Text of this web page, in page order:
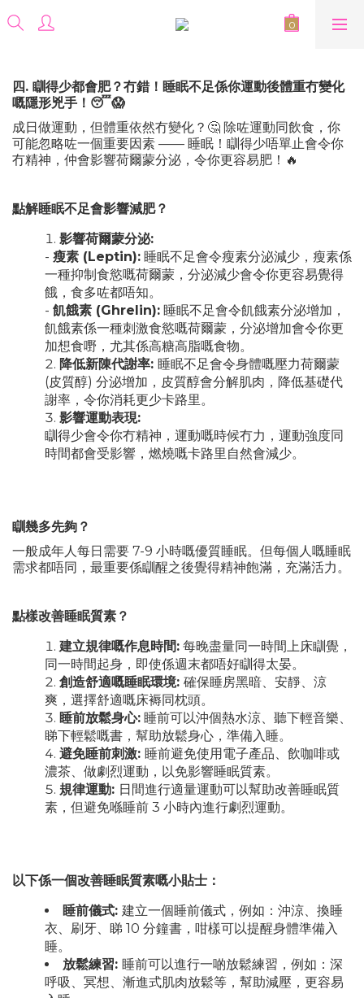
四. 瞓得少都會肥？冇錯！睡眠不足係你運動後體重冇變化
嘅隱形兇手！😴😱
成日做運動，但體重依然冇變化？🤔 除咗運動同飲食，你
可能忽略咗一個重要因素 —— 睡眠！瞓得少唔單止會令你
冇精神，仲會影響荷爾蒙分泌，令你更容易肥！🔥
點解睡眠不足會影響減肥？
影響荷爾蒙分泌:
- 瘦素 (Leptin): 睡眠不足會令瘦素分泌減少，瘦素係
一種抑制食慾嘅荷爾蒙，分泌減少會令你更容易覺得
餓，食多咗都唔知。
- 飢餓素 (Ghrelin): 睡眠不足會令飢餓素分泌增加，
飢餓素係一種刺激食慾嘅荷爾蒙，分泌增加會令你更
加想食嘢，尤其係高糖高脂嘅食物。
降低新陳代謝率: 睡眠不足會令身體嘅壓力荷爾蒙
(皮質醇) 分泌增加，皮質醇會分解肌肉，降低基礎代
謝率，令你消耗更少卡路里。
影響運動表現:
瞓得少會令你冇精神，運動嘅時候冇力，運動強度同
時間都會受影響，燃燒嘅卡路里自然會減少。
瞓幾多先夠？
一般成年人每日需要 7-9 小時嘅優質睡眠。但每個人嘅睡眠
需求都唔同，最重要係瞓醒之後覺得精神飽滿，充滿活力。
點樣改善睡眠質素？
建立規律嘅作息時間: 每晚盡量同一時間上床瞓覺，
同一時間起身，即使係週末都唔好瞓得太晏。
創造舒適嘅睡眠環境: 確保睡房黑暗、安靜、涼
爽，選擇舒適嘅床褥同枕頭。
睡前放鬆身心: 睡前可以沖個熱水涼、聽下輕音樂、
睇下輕鬆嘅書，幫助放鬆身心，準備入睡。
避免睡前刺激: 睡前避免使用電子產品、飲咖啡或
濃茶、做劇烈運動，以免影響睡眠質素。
規律運動: 日間進行適量運動可以幫助改善睡眠質
素，但避免喺睡前 3 小時內進行劇烈運動。
以下係一個改善睡眠質素嘅小貼士：
睡前儀式: 建立一個睡前儀式，例如：沖涼、換睡
衣、刷牙、睇 10 分鐘書，咁樣可以提醒身體準備入
睡。
放鬆練習: 睡前可以進行一啲放鬆練習，例如：深
呼吸、冥想、漸進式肌肉放鬆等，幫助減壓，更容易